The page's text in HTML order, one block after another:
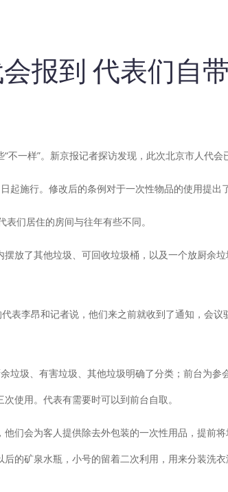
报到 代表们自
样”。新京报记者探访发现，此次北京市人代会
施行。修改后的条例对于一次性物品的使用提出了
们居住的房间与往年有些不同。
了其他垃圾、可回收垃圾桶，以及一个放厨余垃
李昂和记者说，他们来之前就收到了通知，会议
圾、有害垃圾、其他垃圾明确了分类；前台为参
使用。代表有需要时可以到前台自取。
会为客人提供除去外包装的一次性用品，提前将
的矿泉水瓶，小号的留着二次利用，用来分装洗